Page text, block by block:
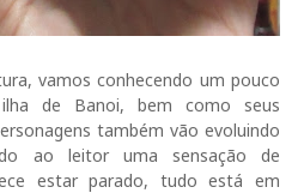
vamos conhecendo um pouco
de Banoi, bem como seus
também vão evoluindo
ao leitor uma sensação de
estar parado, tudo está em